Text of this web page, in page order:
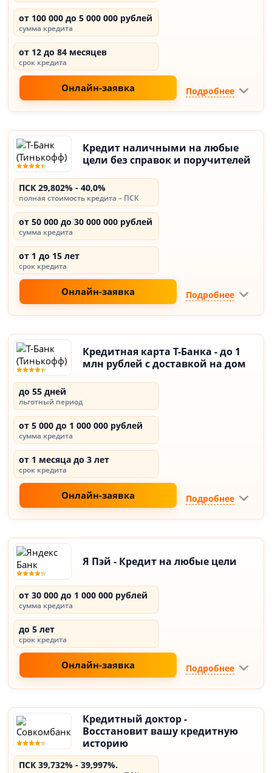
от 100 000 до 5 000 000 рублей
сумма кредита
от 12 до 84 месяцев
срок кредита
Онлайн-заявка Подробнее
Кредит наличными на любые
цели без справок и поручителей
ПСК 29,802% - 40,0%
полная стоимость кредита – ПСК
от 50 000 до 30 000 000 рублей
сумма кредита
от 1 до 15 лет
срок кредита
Онлайн-заявка Подробнее
Кредитная карта Т-Банка - до 1
млн рублей с доставкой на дом
до 55 дней
льготный период
от 5 000 до 1 000 000 рублей
сумма кредита
от 1 месяца до 3 лет
срок кредита
Онлайн-заявка Подробнее
Я Пэй - Кредит на любые цели
от 30 000 до 1 000 000 рублей
сумма кредита
до 5 лет
срок кредита
Онлайн-заявка Подробнее
Кредитный доктор -
Восстановит вашу кредитную
историю
ПСК 39,732% - 39,997%.